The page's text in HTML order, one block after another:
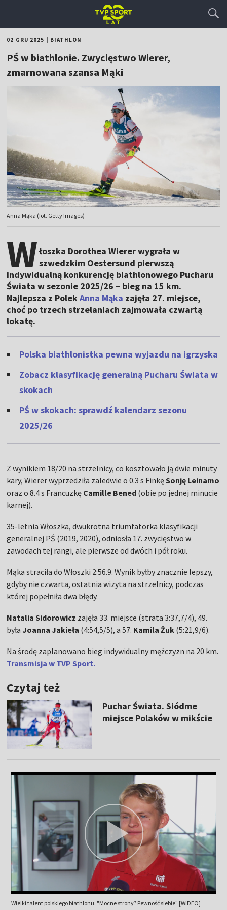
02 GRU 2025 BIATHLON
PŚ w biathlonie. Zwycięstwo Wierer,
zmarnowana szansa Mąki
Anna Mąka (fot. Getty Images)
Włoszka Dorothea Wierer wygrała w
szwedzkim Oestersund pierwszą
indywidualną konkurencję biathlonowego Pucharu
Świata w sezonie 2025/26 – bieg na 15 km.
Najlepsza z PolekAnna Mąka zajęła 27. miejsce,
choć po trzech strzelaniach zajmowała czwartą
lokatę.
Polska biathlonistka pewna wyjazdu na igrzyska
Zobacz klasyfikację generalną Pucharu Świata w
skokach
PŚ w skokach: sprawdź kalendarz sezonu
2025/26
Z wynikiem 18/20 na strzelnicy, co kosztowało ją dwie minuty
kary, Wierer wyprzedziła zaledwie o 0.3 s FinkęSonję Leinamo
oraz o 8.4 s Francuzkę Camille Bened (obie po jednej minucie
karnej).
35-letnia Włoszka, dwukrotna triumfatorka klasyfikacji
generalnej PŚ (2019, 2020), odniosła 17. zwycięstwo w
zawodach tej rangi, ale pierwsze od dwóch i pół roku.
Mąka straciła do Włoszki 2:56.9. Wynik byłby znacznie lepszy,
gdyby nie czwarta, ostatnia wizyta na strzelnicy, podczas
której popełniła dwa błędy.
Natalia Sidorowicz zajęła 33. miejsce (strata 3:37,7/4), 49.
była Joanna Jakieła (4:54,5/5), a 57. Kamila Żuk (5:21,9/6).
Na środę zaplanowano bieg indywidualny mężczyzn na 20 km.
Transmisja w TVP Sport.
Czytaj też
Puchar Świata. Siódme
miejsce Polaków w mikście
Wielki talent polskiego biathlonu. "Mocne strony? Pewność siebie" [WIDEO]